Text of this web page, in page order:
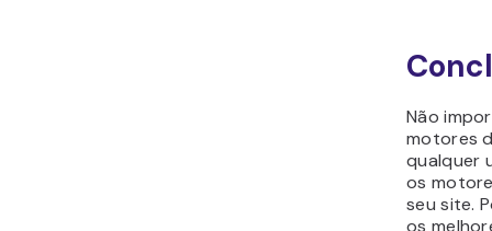
Não
motores
qualquer
os
seu site.
os